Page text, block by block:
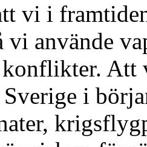
vi i
vi använde
Att
Sverige i